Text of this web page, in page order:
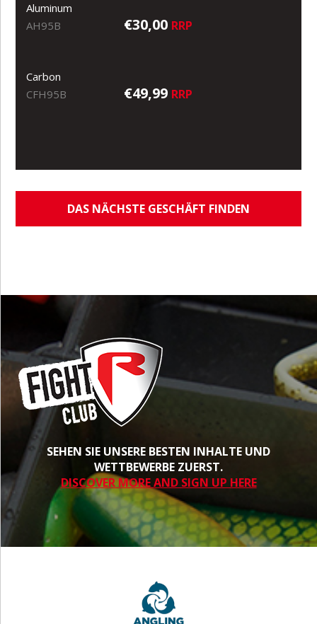
Aluminum
AH95B
€30,00 RRP
Carbon
CFH95B
€49,99 RRP
DAS NÄCHSTE GESCHÄFT FINDEN
SEHEN SIE UNSERE BESTEN INHALTE UND
WETTBEWERBE ZUERST.
DISCOVER MORE AND SIGN UP HERE